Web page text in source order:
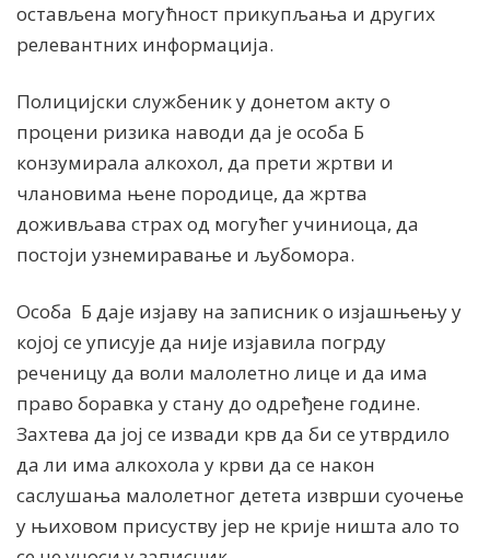
остављена могућност прикупљања и других
релевантних информација.
Полицијски службеник у донетом акту о
процени ризика наводи да је особа Б
конзумирала алкохол, да прети жртви и
члановима њене породице, да жртва
доживљава страх од могућег учиниоца, да
постоји узнемиравање и љубомора.
Особа Б даје изјаву на записник о изјашњењу у
којој се уписује да није изјавила погрду
реченицу да воли малолетно лице и да има
право боравка у стану до одређене године.
Захтева да јој се извади крв да би се утврдило
да ли има алкохола у крви да се након
саслушања малолетног детета изврши суочење
у њиховом присуству јер не крије ништа ало то